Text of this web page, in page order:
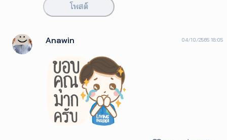
โพสต์
Anawin 04/10/2565 18:05